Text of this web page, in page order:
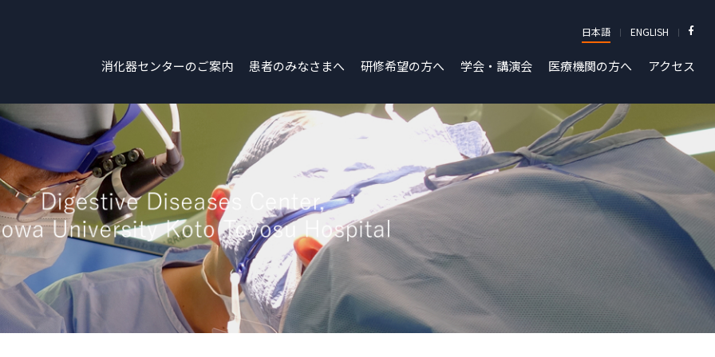
日本語 ENGLISH
消化器センターのご案内 患者のみなさまへ 研修希望の方へ 学会・講演会 医療機関の方へ アクセス